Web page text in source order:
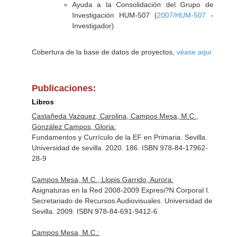
Ayuda a la Consolidación del Grupo de
Investigación HUM-507 (2007/HUM-507 -
Investigador)
Cobertura de la base de datos de proyectos, véase aqui
Publicaciones:
Libros
Castañeda Vazquez, Carolina, Campos Mesa, M.C.,
González Campos, Gloria:
Fundamentos y Currículo de la EF en Primaria. Sevilla.
Universidad de sevilla. 2020. 186. ISBN 978-84-17962-
28-9
Campos Mesa, M.C., Llopis Garrido, Aurora:
Asignaturas en la Red 2008-2009 Expresi?N Corporal I.
Secretariado de Recursos Audiovisuales. Universidad de
Sevilla. 2009. ISBN 978-84-691-9412-6
Campos Mesa, M.C.: